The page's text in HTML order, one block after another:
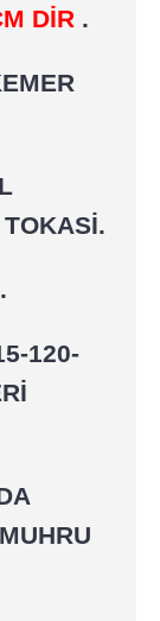
DİR .
120-